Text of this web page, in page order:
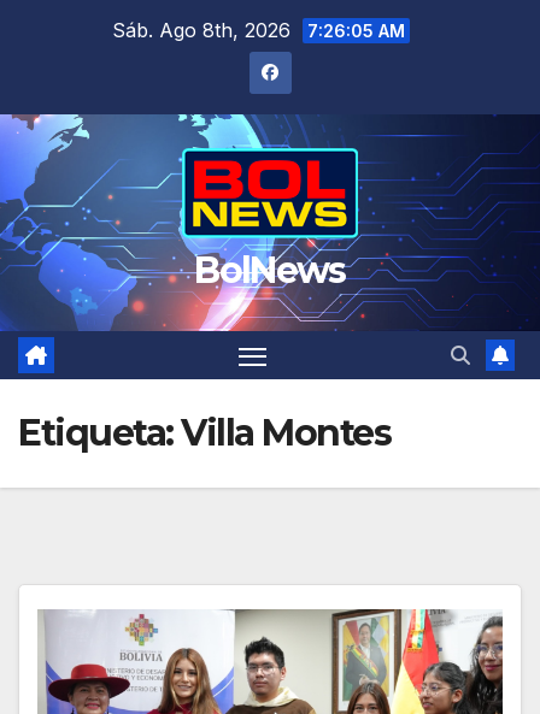
Sáb. Ago 8th, 2026 7:26:05 AM
BolNews
Etiqueta:Villa Montes